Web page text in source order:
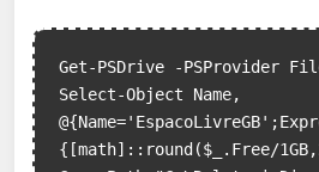
Get-PSDrive -PSProvider
Select-Object Name,
{[math]::round($_.Free/